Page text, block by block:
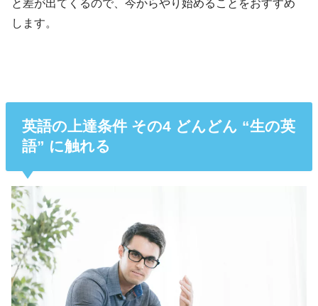
と差が出てくるので、今からやり始めることをおすすめ
します。
英語の上達条件 その4 どんどん “生の英
語” に触れる